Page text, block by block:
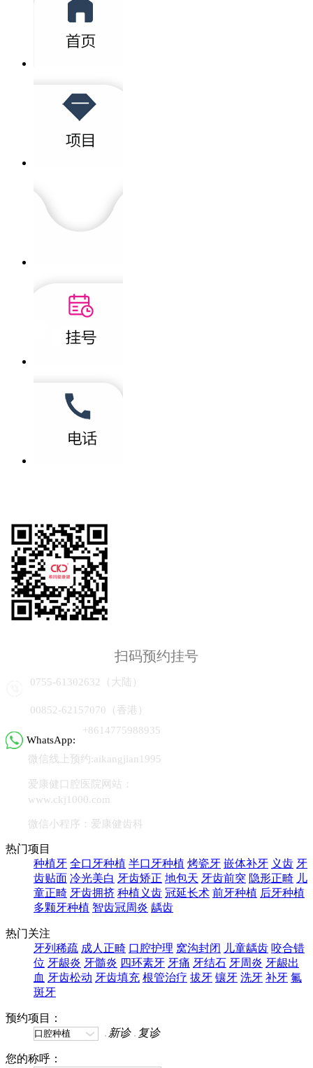
扫码预约挂号
0755-61302632（大陆）
00852-62157070（香港）
WhatsApp:
+8614775988935
微信线上预约:aikangjian1995
爱康健口腔医院网站：
www.ckj1000.com
微信小程序：爱康健齿科
热门项目
种植牙 全口牙种植 半口牙种植 烤瓷牙 嵌体补牙 义齿 牙
齿贴面 冷光美白 牙齿矫正 地包天 牙齿前突 隐形正畸 儿
童正畸 牙齿拥挤 种植义齿 冠延长术 前牙种植 后牙种植
多颗牙种植 智齿冠周炎 龋齿
热门关注
牙列稀疏 成人正畸 口腔护理 窝沟封闭 儿童龋齿 咬合错
位 牙龈炎 牙髓炎 四环素牙 牙痛 牙结石 牙周炎 牙龈出
血 牙齿松动 牙齿填充 根管治疗 拔牙 镶牙 洗牙 补牙 氟
斑牙
预约项目：
新诊
复诊
您的称呼：